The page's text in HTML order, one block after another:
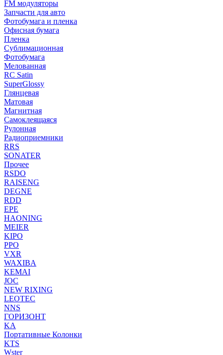
FM модуляторы
Запчасти для авто
Фотобумага и пленка
Офисная бумага
Пленка
Сублимационная
Фотобумага
Мелованная
RC Satin
SuperGlossy
Глянцевая
Матовая
Магнитная
Самоклеящаяся
Рулонная
Радиоприемники
RRS
SONATER
Прочее
RSDO
RAISENG
DEGNE
RDD
EPE
HAONING
MEIER
KIPO
PPO
VXR
WAXIBA
KEMAI
JOC
NEW RIXING
LEOTEC
NNS
ГОРИЗОНТ
KA
Портативные Колонки
KTS
Wster